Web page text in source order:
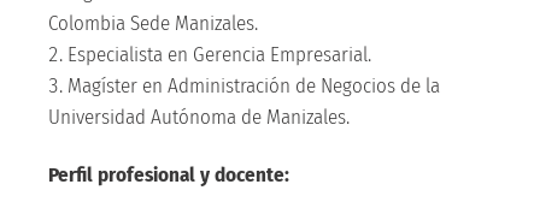
Colombia Sede Manizales.
Especialista en Gerencia Empresarial.
Magíster en Administración de Negocios de la
Universidad Autónoma de Manizales.
Perfil profesional y docente: